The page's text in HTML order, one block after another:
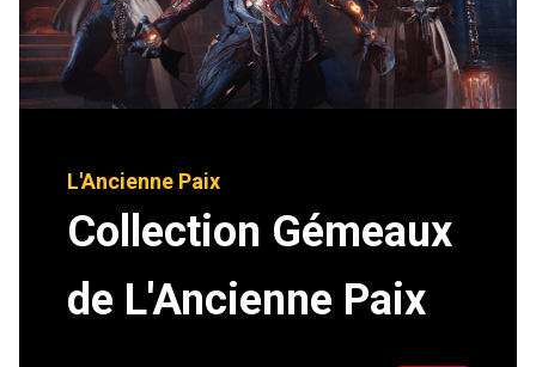
L'Ancienne Paix
Collection Gémeaux
de L'Ancienne Paix